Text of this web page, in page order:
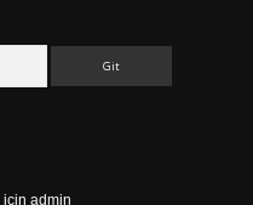
için admin